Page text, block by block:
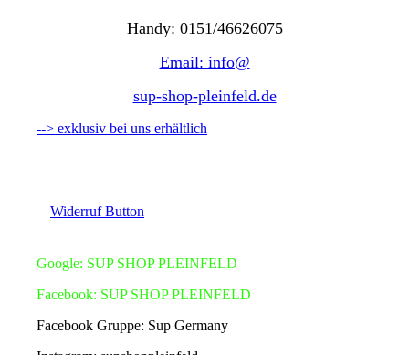
Handy: 0151/46626075
Email: info@
sup-shop-pleinfeld.de
--> exklusiv bei uns erhältlich
Widerruf Button
Google: SUP SHOP PLEINFELD
Facebook: SUP SHOP PLEINFELD
Facebook Gruppe: Sup Germany